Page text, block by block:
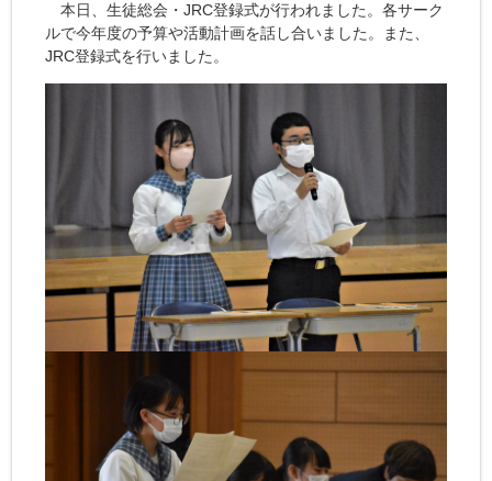
本日、生徒総会・JRC登録式が行われました。各サーク
ルで今年度の予算や活動計画を話し合いました。また、
JRC登録式を行いました。